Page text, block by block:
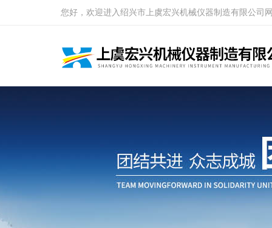
您好，欢迎进入绍兴市上虞宏兴机械仪器制造有限公司